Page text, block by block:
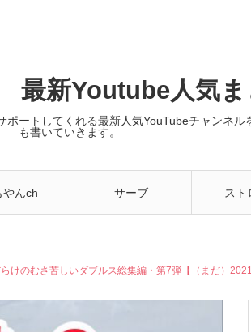
最新Youtube人気
ートしてくれる最新人気YouTubeチャンネ
も書いていきます。
やんch サーブ スト
けのむさ苦しいダブルス総集編・第7弾【（まだ）